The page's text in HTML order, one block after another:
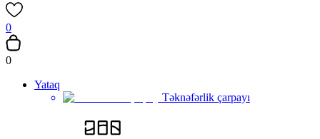
0
0
Yataq
Təknəfərlik çarpayı